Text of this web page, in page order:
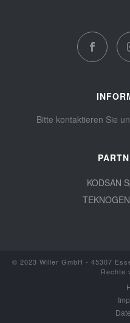
Bitte kontaktieren Sie
KODSAN
© 2023 Willer GmbH - 45307
Rechte